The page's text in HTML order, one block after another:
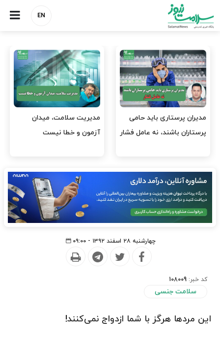
EN
مدیران پرستاری باید حامی
پرستاران باشند، نه عامل فشار
مدیریت سلامت، میدان
آزمون و خطا نیست
چهارشنبه ۲۸ اسفند ۱۳۹۲ - ۰۹:۰۰
کد خبر: 108009
سلامت جنسی
این مردها هرگز با شما ازدواج نمی‌کنند!